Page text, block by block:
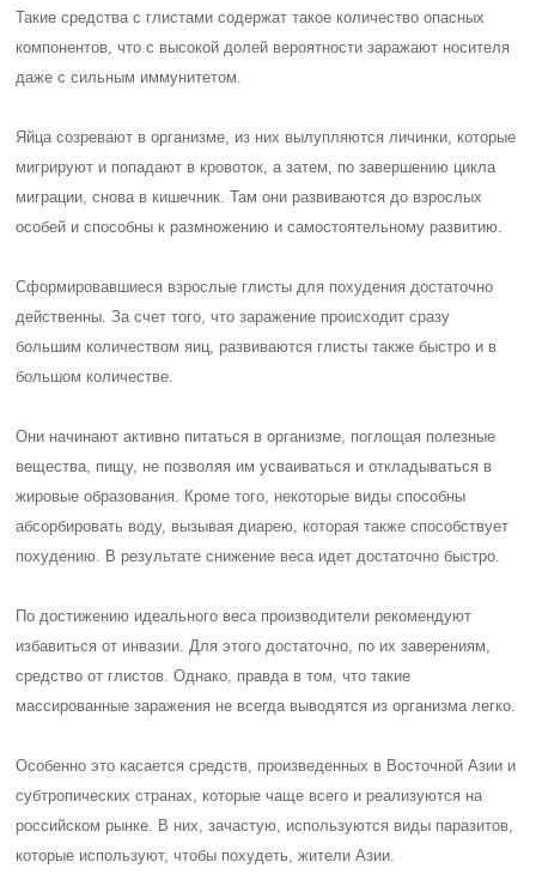
Такие средства с глистами содержат такое количество опасных
компонентов, что с высокой долей вероятности заражают носителя
даже с сильным иммунитетом.
Яйца созревают в организме, из них вылупляются личинки, которые
мигрируют и попадают в кровоток, а затем, по завершению цикла
миграции, снова в кишечник. Там они развиваются до взрослых
особей и способны к размножению и самостоятельному развитию.
Сформировавшиеся взрослые глисты для похудения достаточно
действенны. За счет того, что заражение происходит сразу
большим количеством яиц, развиваются глисты также быстро и в
большом количестве.
Они начинают активно питаться в организме, поглощая полезные
вещества, пищу, не позволяя им усваиваться и откладываться в
жировые образования. Кроме того, некоторые виды способны
абсорбировать воду, вызывая диарею, которая также способствует
похудению. В результате снижение веса идет достаточно быстро.
По достижению идеального веса производители рекомендуют
избавиться от инвазии. Для этого достаточно, по их заверениям,
средство от глистов. Однако, правда в том, что такие
массированные заражения не всегда выводятся из организма легко.
Особенно это касается средств, произведенных в Восточной Азии и
субтропических странах, которые чаще всего и реализуются на
российском рынке. В них, зачастую, используются виды паразитов,
которые используют, чтобы похудеть, жители Азии.